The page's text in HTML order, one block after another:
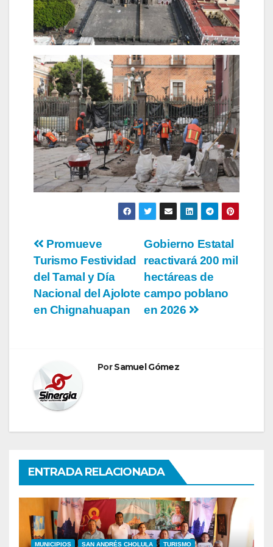
Navegación
de
entradas
Gobierno Estatal
reactivará 200 mil
hectáreas de
campo poblano
en 2026
Promueve
Turismo Festividad
del Tamal y Día
Nacional del Ajolote
en Chignahuapan
PorSamuel Gómez
ENTRADA RELACIONADA
MUNICIPIOS SAN ANDRÉS CHOLULA TURISMO